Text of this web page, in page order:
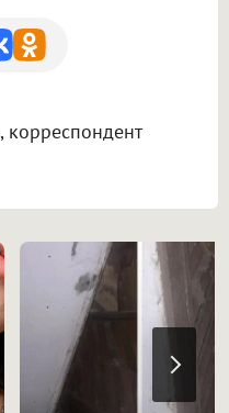
, корреспондент